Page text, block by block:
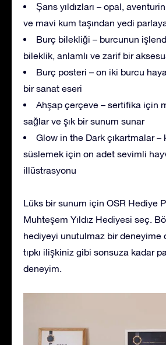
Şans yıldızları – opal,
ve mavi kum taşından yedi
Burç bilekliği – burcunun
bileklik, anlamlı ve zarif bir
Burç posteri – on iki burcu
bir sanat eseri
Ahşap çerçeve – sertifika için
sağlar ve şık bir sunum sunar
Glow in the Dark çıkartmalar –
süslemek için on adet sevimli
illüstrasyonu
Lüks bir sunum için OSR Hediye
Muhteşem Yıldız Hediyesi seç.
hediyeyi unutulmaz bir deneyime
tıpkı ilişkiniz gibi sonsuza kadar
deneyim.